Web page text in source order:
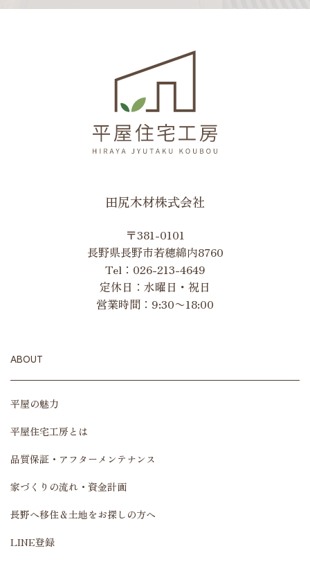
田尻木材株式会社
〒381-0101
長野県長野市若穂綿内8760
Tel： 026-213-4649
定休日：水曜日・祝日
営業時間：9:30〜18:00
ABOUT
平屋の魅力
平屋住宅工房とは
品質保証・アフターメンテナンス
家づくりの流れ・資金計画
長野へ移住＆土地をお探しの方へ
LINE登録